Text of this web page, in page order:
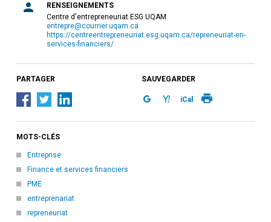
RENSEIGNEMENTS
Centre d'entrepreneuriat ESG UQAM
entrepre@courrier.uqam.ca
https://centreentrepreneuriat.esg.uqam.ca/repreneuriat-en-
services-financiers/
PARTAGER SAUVEGARDER
iCal
MOTS-CLÉS
Entreprise
Finance et services financiers
PME
entreprenariat
repreneuriat